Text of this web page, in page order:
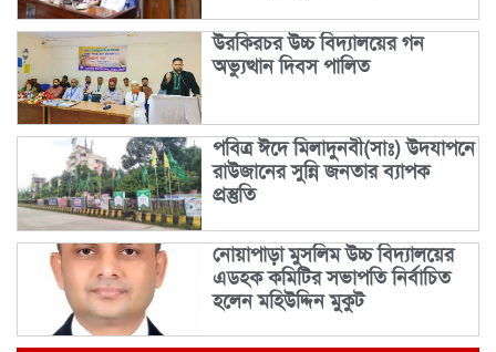
উরকিরচর উচ্চ বিদ্যালয়ের গন
অভ্যুত্থান দিবস পালিত
পবিত্র ঈদে মিলাদুনবী(সাঃ) উদযাপনে
রাউজানের সুন্নি জনতার ব্যাপক
প্রস্তুতি
নোয়াপাড়া মুসলিম উচ্চ বিদ্যালয়ের
এডহক কমিটির সভাপতি নির্বাচিত
হলেন মহিউদ্দিন মুকুট